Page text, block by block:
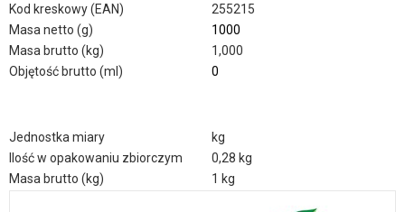
Kod kreskowy (EAN)
255215
Masa netto (g)
1000
Masa brutto (kg)
1,000
Objętość brutto (ml)
0
Jednostka miary
kg
Ilość w opakowaniu zbiorczym
0,28 kg
Masa brutto (kg)
1 kg